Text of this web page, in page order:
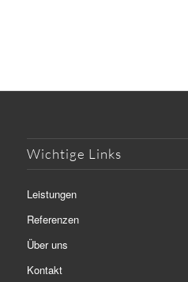
Wichtige Links
Leistungen
Referenzen
Über uns
Kontakt